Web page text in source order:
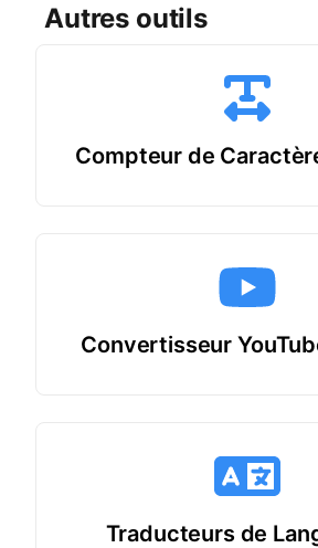
Autres outils
Compteur de
Convertisseur
Traducteurs de